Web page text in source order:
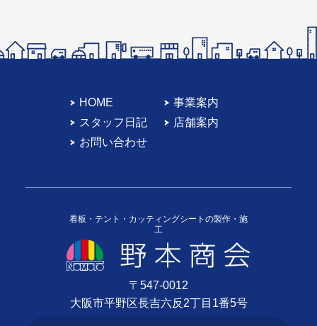
HOME
事業案内
スタッフ日記
店舗案内
お問い合わせ
看板・テント・カッティングシートの製作・施
工
〒547-0012
大阪市平野区長吉六反2丁目1番5号